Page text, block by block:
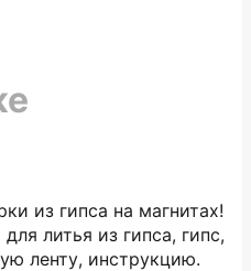
из гипса на магнитах!
литья из гипса, гипс,
ленту, инструкцию.